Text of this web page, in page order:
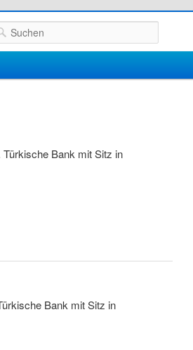
Bank mit Sitz in
Bank mit Sitz in